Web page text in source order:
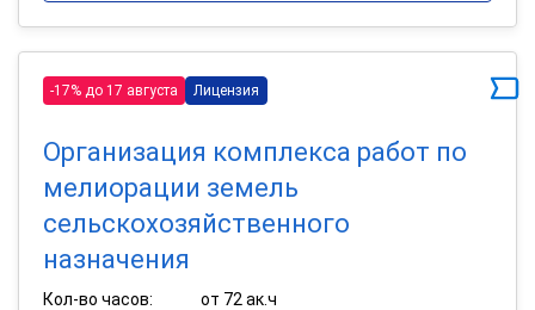
-17% до 17 августа Лицензия
Организация комплекса работ по
мелиорации земель
сельскохозяйственного
назначения
Кол-во часов:
от 72 ак.ч